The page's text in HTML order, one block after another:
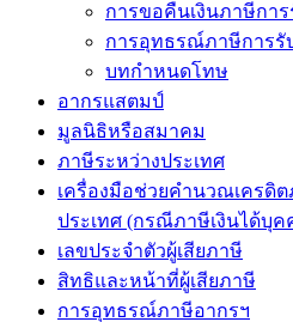
การขอคืนเงินภาษีกา
การอุทธรณ์ภาษีการรั
บทกำหนดโทษ
อากรแสตมป์
มูลนิธิหรือสมาคม
ภาษีระหว่างประเทศ
เครื่องมือช่วยคำนวณเครดิ
ประเทศ (กรณีภาษีเงินได้บุ
เลขประจำตัวผู้เสียภาษี
สิทธิและหน้าที่ผู้เสียภาษี
การอุทธรณ์ภาษีอากรฯ